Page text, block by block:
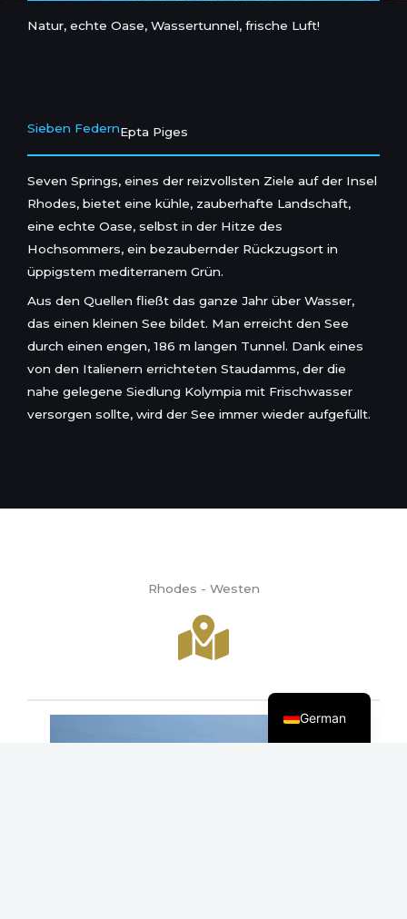
Natur, echte Oase, Wassertunnel, frische Luft!
Sieben FedernEpta Piges
Seven Springs, eines der reizvollsten Ziele auf der Insel
Rhodes, bietet eine kühle, zauberhafte Landschaft,
eine echte Oase, selbst in der Hitze des
Hochsommers, ein bezaubernder Rückzugsort in
üppigstem mediterranem Grün.
Aus den Quellen fließt das ganze Jahr über Wasser,
das einen kleinen See bildet. Man erreicht den See
durch einen engen, 186 m langen Tunnel. Dank eines
von den Italienern errichteten Staudamms, der die
nahe gelegene Siedlung Kolympia mit Frischwasser
versorgen sollte, wird der See immer wieder aufgefüllt.
Rhodes - Westen
German